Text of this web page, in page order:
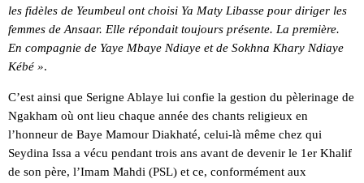
les fidèles de Yeumbeul ont choisi Ya Maty Libasse pour diriger les
femmes de Ansaar. Elle répondait toujours présente. La première.
En compagnie de Yaye Mbaye Ndiaye et de Sokhna Khary Ndiaye
Kébé ».
C’est ainsi que Serigne Ablaye lui confie la gestion du pèlerinage de
Ngakham où ont lieu chaque année des chants religieux en
l’honneur de Baye Mamour Diakhaté, celui-là même chez qui
Seydina Issa a vécu pendant trois ans avant de devenir le 1er Khalif
de son père, l’Imam Mahdi (PSL) et ce, conformément aux